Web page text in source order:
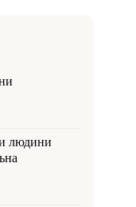
людини